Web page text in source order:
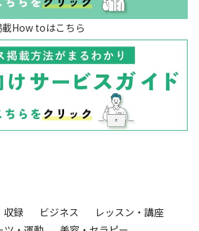
載How toはこちら
収録 ビジネス
レッスン・講座